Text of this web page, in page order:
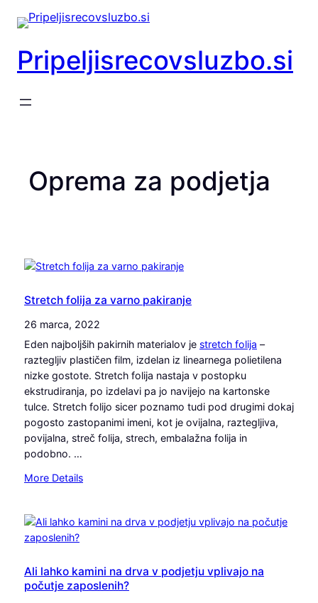
Preskoči
na
vsebino
Pripeljisrecovsluzbo.si
Oprema za podjetja
Stretch folija za varno pakiranje
26 marca, 2022
Eden najboljših pakirnih materialov je stretch folija –
raztegljiv plastičen film, izdelan iz linearnega polietilena
nizke gostote. Stretch folija nastaja v postopku
ekstrudiranja, po izdelavi pa jo navijejo na kartonske
tulce. Stretch folijo sicer poznamo tudi pod drugimi dokaj
pogosto zastopanimi imeni, kot je ovijalna, raztegljiva,
povijalna, streč folija, strech, embalažna folija in
podobno. …
More Details:
r
c
h
Ali lahko kamini na drva v podjetju vplivajo na
počutje zaposlenih?